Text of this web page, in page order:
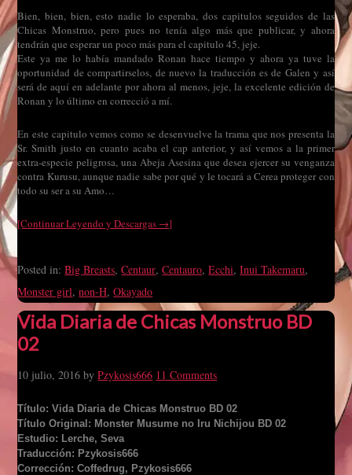
Bien, bien, bien, esto nadie lo esperaba, dos capitulos seguidos de las
Chicas Monstruo, pero pues no tenía algo más que publicar, y ahora
tendrán que esperar un poco más para el capitulo 45, jeje.
Este ya me lo había mandado Ronan hace tiempo y ahora ya tuve la
oportunidad de compartirselos, de nuevo la traducción es de Galen y así
será de aquí en adelante por ahora al menos, jeje, la excelente edición de
Ronan y lo último en correcció a mí.
En este capitulo vemos como se desenvuelve la trama que nos presenta la
Sr. Smith justo en cuanto acaba el cap anterior, y así vemos a la primer
extra-especie peligrosa, una Abeja Asesina que desea ejercer su venganza
contra Kurusu, aunque nadie sabe por qué y le tocará a Cerea proteger con
todo su ser a su Amo…
[Continuar Leyendo y Descargas →]
Posted in:Big Breasts,Centaur,Centauro,Ecchi,Inui Takemaru,
Monster girl,non-H,Okayado
Vida Diaria de Chicas Monstruo BD
02
10 julio, 2016 byPzykosis666 11 Comments
Título: Vida Diaria de Chicas Monstruo BD 02
Título Original: Monster Musume no Iru Nichijou BD 02
Estudio: Lerche, Seva
Traducción: Pzykosis666
Corrección: Coffedrug, Pzykosis666